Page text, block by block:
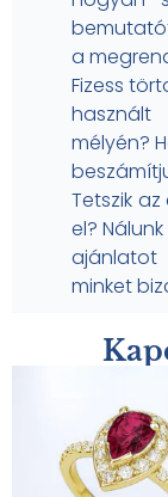
a
Fizess
mélyén?
Tetszik
el?
ajánlatot
minket